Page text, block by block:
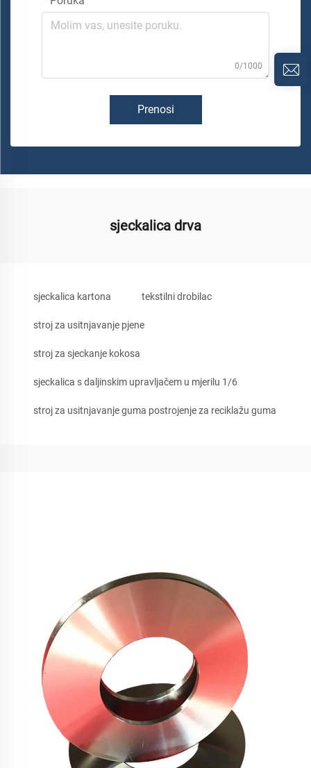
0/1000
Prenosi
sjeckalica drva
sjeckalica kartona tekstilni drobilac
stroj za usitnjavanje pjene
stroj za sjeckanje kokosa
sjeckalica s daljinskim upravljačem u mjerilu 1/6
stroj za usitnjavanje guma postrojenje za reciklažu guma